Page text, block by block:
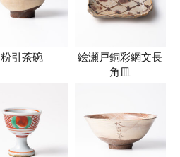
粉引茶碗
絵瀬戸銅彩網文長
角皿